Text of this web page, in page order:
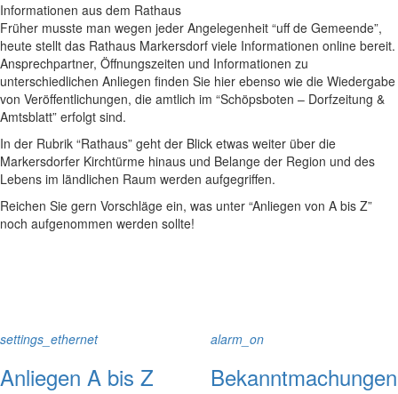
Informationen aus dem Rathaus
Früher musste man wegen jeder Angelegenheit “uff de Gemeende”,
heute stellt das Rathaus Markersdorf viele Informationen online bereit.
Ansprechpartner, Öffnungszeiten und Informationen zu
unterschiedlichen Anliegen finden Sie hier ebenso wie die Wiedergabe
von Veröffentlichungen, die amtlich im “Schöpsboten – Dorfzeitung &
Amtsblatt” erfolgt sind.
In der Rubrik “Rathaus” geht der Blick etwas weiter über die
Markersdorfer Kirchtürme hinaus und Belange der Region und des
Lebens im ländlichen Raum werden aufgegriffen.
Reichen Sie gern Vorschläge ein, was unter “Anliegen von A bis Z”
noch aufgenommen werden sollte!
settings_ethernet
Anliegen A bis Z
alarm_on
Bekanntmachungen